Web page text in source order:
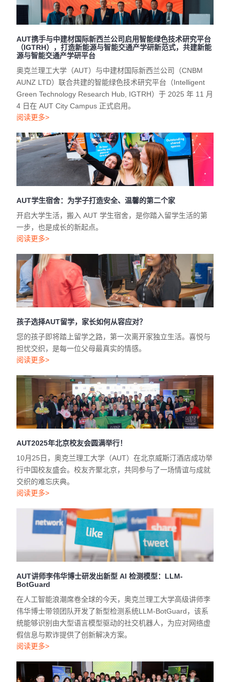
AUT携手与中建材国际新西兰公司启用智能绿色技术研究平台
（IGTRH），打造新能源与智能交通产学研新范式，共建新能
源与智能交通产学研平台
奥克兰理工大学（AUT）与中建材国际新西兰公司（CNBM
AUNZ LTD）联合共建的智能绿色技术研究平台（Intelligent
Green Technology Research Hub, IGTRH）于 2025 年 11 月
4 日在 AUT City Campus 正式启用。
阅读更多>
AUT学生宿舍：为学子打造安全、温馨的第二个家
开启大学生活，搬入 AUT 学生宿舍，是你踏入留学生活的第
一步，也是成长的新起点。
阅读更多>
孩子选择AUT留学，家长如何从容应对？
您的孩子即将踏上留学之路，第一次离开家独立生活。喜悦与
担忧交织，是每一位父母最真实的情感。
阅读更多>
AUT2025年北京校友会圆满举行！
10月25日，奥克兰理工大学（AUT）在北京威斯汀酒店成功举
行中国校友盛会。校友齐聚北京，共同参与了一场情谊与成就
交织的难忘庆典。
阅读更多>
AUT讲师李伟华博士研发出新型 AI 检测模型：LLM-
BotGuard
在人工智能浪潮席卷全球的今天，奥克兰理工大学高级讲师李
伟华博士带领团队开发了新型检测系统LLM-BotGuard，该系
统能够识别由大型语言模型驱动的社交机器人，为应对网络虚
假信息与欺诈提供了创新解决方案。
阅读更多>